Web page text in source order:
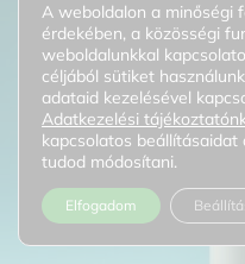
A weboldalon a minőségi
érdekében, a közösségi
weboldalunkkal
céljából sütiket
adataid kezelésével
Adatkezelési
kapcsolatos
tudod módosítani.
Elfogadom